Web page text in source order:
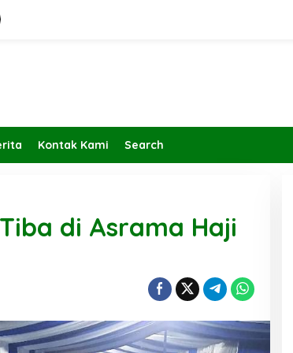
Kontak Kami Search
di Asrama Haji
KBIHU Pada Jalurnya